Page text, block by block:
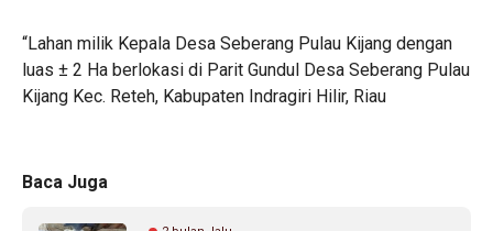
“Lahan milik Kepala Desa Seberang Pulau Kijang dengan
luas ± 2 Ha berlokasi di Parit Gundul Desa Seberang Pulau
Kijang Kec. Reteh, Kabupaten Indragiri Hilir, Riau
Baca Juga